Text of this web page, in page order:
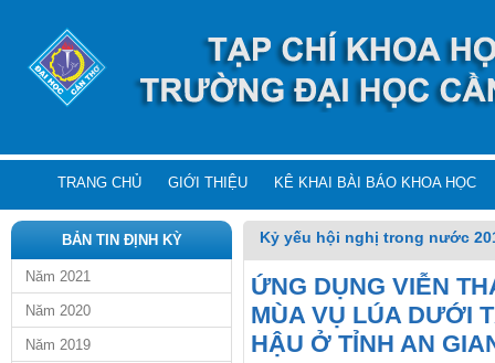
TRANG CHỦ GIỚI THIỆU KÊ KHAI BÀI BÁO KHOA HỌC
BẢN TIN ĐỊNH KỲ
Năm 2021
Năm 2020
Năm 2019
Kỷ yếu hội nghị trong nước
ỨNG DỤNG VIỄN
MÙA VỤ LÚA DƯỚI
HẬU Ở TỈNH AN